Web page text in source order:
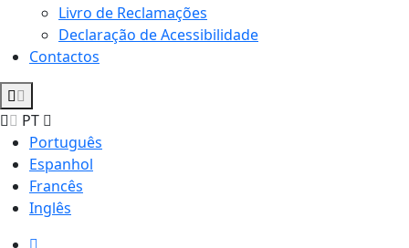
Livro de Reclamações
Declaração de Acessibilidade
Contactos
PT
Português
Espanhol
Francês
Inglês